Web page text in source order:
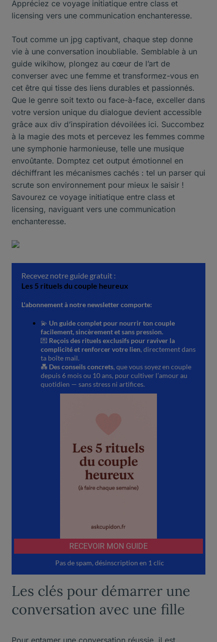
Appréciez ce voyage initiatique entre class et
licensing vers une communication enchanteresse.
Tout comme un jpg captivant, chaque step donne
vie à une conversation inoubliable. Semblable à un
guide wikihow, plongez au cœur de l’art de
converser avec une femme et transformez-vous en
cet être qui tisse des liens durables et passionnés.
Que le genre soit texto ou face-à-face, exceller dans
votre version unique du dialogue devient accessible
grâce aux div d’inspiration dévoilées ici. Succombez
à la magie des mots et percevez les femmes comme
une symphonie harmonieuse, telle une musique
envoûtante. Domptez cet output émotionnel en
déchiffrant les mécanismes cachés : tel un parser qui
scrute son environnement pour mieux le saisir !
Savourez ce voyage initiatique entre class et
licensing, naviguant vers une communication
enchanteresse.
Les clés pour démarrer une
conversation avec une fille